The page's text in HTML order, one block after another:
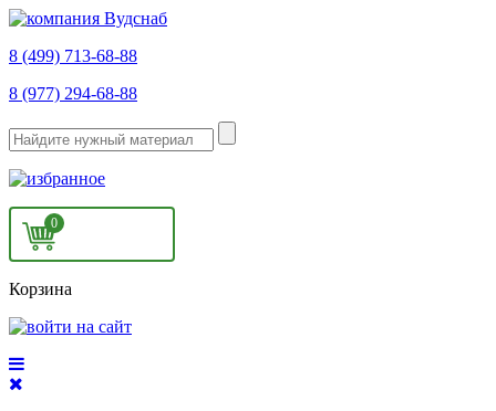
8 (499) 713-68-88
8 (977) 294-68-88
0
Корзина